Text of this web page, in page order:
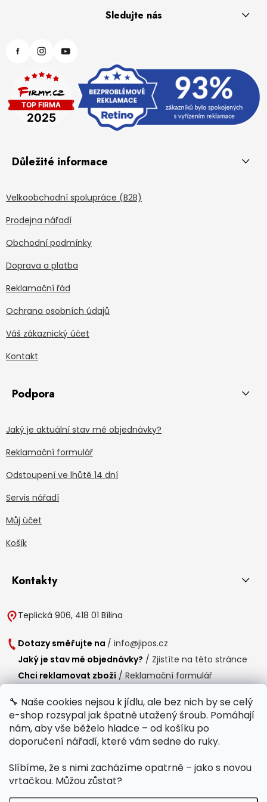
🔧 Naše cookies nejsou k jídlu, ale bez nich by se celý
e-shop rozsypal jak špatně utažený šroub. Pomáhají
nám, aby vše běželo hladce – od košíku po
doporučení nářadí, které vám sedne do ruky.
Slíbíme, že s nimi zacházíme opatrně – jako s novou
vrtačkou. Můžou zůstat?
Sledujte nás
Důležité informace
Velkoobchodní spolupráce (B2B)
Prodejna nářadí
Obchodní podmínky
Doprava a platba
Reklamační řád
Ochrana osobních údajů
Váš zákaznický účet
Kontakt
Podpora
Jaký je aktuální stav mé objednávky?
Reklamační formulář
Odstoupení ve lhůtě 14 dní
Servis nářadí
Můj účet
Košík
Kontakty
Teplická 906, 418 01 Bílina
Dotazy směřujte na / info@jipos.cz
Jaký je stav mé objednávky? / Zjistíte na této stránce
Chci reklamovat zboží / Reklamační formulář
Provozní doba
Po-Čt / 8:00 - 15:00
Polední přestávka /11:00 - 11:30